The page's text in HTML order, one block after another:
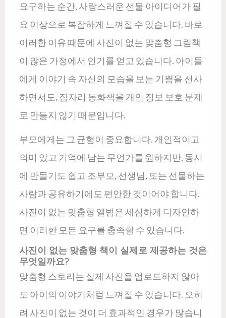
요구하는 순간, 사랑스러운 선물 아이디어가 필
요 이상으로 복잡하게 느껴질 수 있습니다. 바로
이러한 이유 때문에 사진이 없는 맞춤형 그림책
이 많은 가정에서 인기를 얻고 있습니다. 아이들
에게 이야기 속 자신의 모습을 보는 기쁨을 선사
하면서도, 잠자리 동화책을 개인 정보 보호 문제
로 만들지 않기 때문입니다.
부모에게는 그 균형이 중요합니다. 개인적이고
의미 있고 기억에 남는 무언가를 원하지만, 동시
에 만들기도 쉽고 조부모, 선생님, 또는 선물하는
사람과 공유하기에도 편안한 것이어야 합니다.
사진이 없는 맞춤형 앨범은 세심하게 디자인하
면 이러한 모든 요구를 충족할 수 있습니다.
사진이 없는 맞춤형 책이 실제로 제공하는 것은
무엇일까요?
맞춤형 스토리는 실제 사진을 업로드하지 않아
도 아이의 이야기처럼 느껴질 수 있습니다. 오히
려 사진이 없는 것이 더 효과적인 경우가 많습니